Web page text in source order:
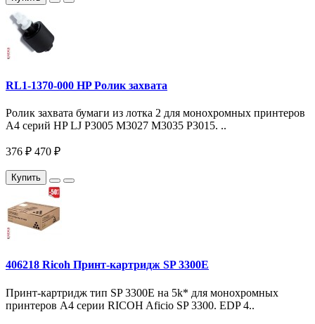
RL1-1370-000 HP Ролик захвата
Ролик захвата бумаги из лотка 2 для монохромных принтеров
A4 серий HP LJ P3005 M3027 M3035 P3015. ..
376 ₽ 470 ₽
Купить
406218 Ricoh Принт-картридж SP 3300E
Принт-картридж тип SP 3300E на 5k* для монохромных
принтеров A4 серии RICOH Aficio SP 3300. EDP 4..